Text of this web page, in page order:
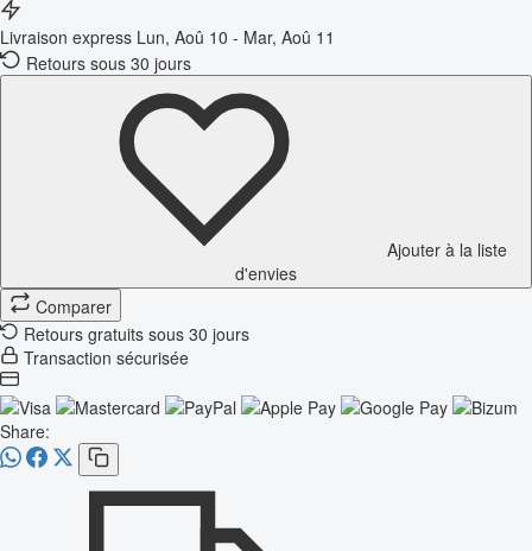
Livraison express Lun, Aoû 10 - Mar, Aoû 11
Retours sous 30 jours
Ajouter à la liste
d'envies
Comparer
Retours gratuits sous 30 jours
Transaction sécurisée
Share: